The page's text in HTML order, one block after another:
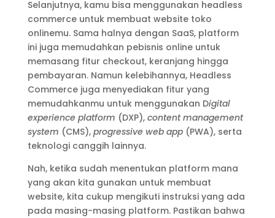
Selanjutnya, kamu bisa menggunakan headless
commerce untuk membuat website toko
onlinemu. Sama halnya dengan SaaS, platform
ini juga memudahkan pebisnis online untuk
memasang fitur checkout, keranjang hingga
pembayaran. Namun kelebihannya, Headless
Commerce juga menyediakan fitur yang
memudahkanmu untuk menggunakan Digital
experience platform (DXP), content management
system (CMS), progressive web app (PWA), serta
teknologi canggih lainnya.
Nah, ketika sudah menentukan platform mana
yang akan kita gunakan untuk membuat
website, kita cukup mengikuti instruksi yang ada
pada masing-masing platform. Pastikan bahwa